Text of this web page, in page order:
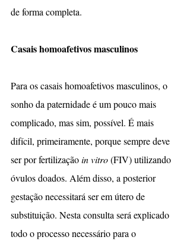
de forma completa.
Casais homoafetivos masculinos
Para os casais homoafetivos masculinos, o
sonho da paternidade é um pouco mais
complicado, mas sim, possível. É mais
difícil, primeiramente, porque sempre deve
ser por fertilização in vitro (FIV) utilizando
óvulos doados. Além disso, a posterior
gestação necessitará ser em útero de
substituição. Nesta consulta será explicado
todo o processo necessário para o